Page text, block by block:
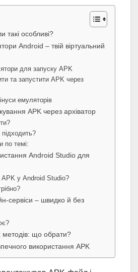
особливі?
Android – твій віртуальний
для запуску APK
та запустити APK через
емуляторів
APK через архіватор
по темі:
Android Studio для
APK у Android Studio?
сервіси – швидко й без
методів: що обрати?
використання APK